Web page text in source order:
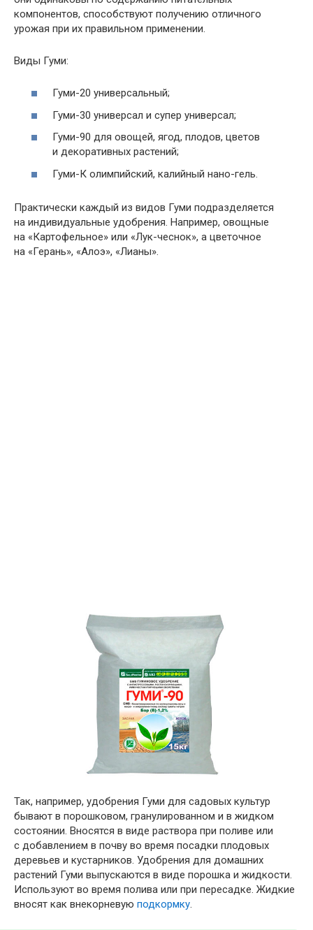
компонентов, способствуют получению отличного
урожая при их правильном применении.
Виды Гуми:
Гуми-20 универсальный;
Гуми-30 универсал и супер универсал;
Гуми-90 для овощей, ягод, плодов, цветов
и декоративных растений;
Гуми-К олимпийский, калийный нано-гель.
Практически каждый из видов Гуми подразделяется
на индивидуальные удобрения. Например, овощные
на «Картофельное» или «Лук-чеснок», а цветочное
на «Герань», «Алоэ», «Лианы».
Так, например, удобрения Гуми для садовых культур
бывают в порошковом, гранулированном и в жидком
состоянии. Вносятся в виде раствора при поливе или
с добавлением в почву во время посадки плодовых
деревьев и кустарников. Удобрения для домашних
растений Гуми выпускаются в виде порошка и жидкости.
Используют во время полива или при пересадке. Жидкие
вносят как внекорневую подкормку.